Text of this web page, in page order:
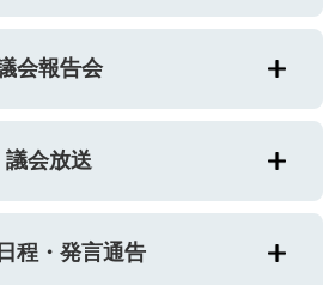
会報告会
議会放送
程・発言通告